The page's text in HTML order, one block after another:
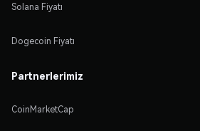
Solana Fiyatı
Dogecoin Fiyatı
Partnerlerimiz
CoinMarketCap